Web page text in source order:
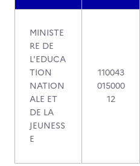
MINISTE
RE DE
L'EDUCA
TION
NATION
ALE ET
DE LA
JEUNESS
E
110043
015000
12